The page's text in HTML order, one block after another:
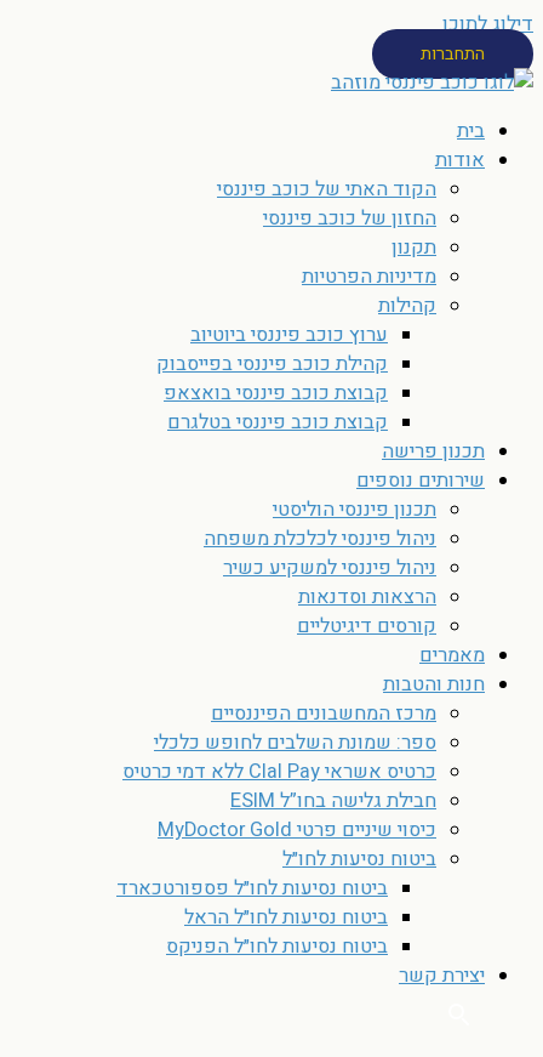
דילוג לתוכן
התחברות
בית
אודות
הקוד האתי של כוכב פיננסי
החזון של כוכב פיננסי
תקנון
מדיניות הפרטיות
קהילות
ערוץ כוכב פיננסי ביוטיוב
קהילת כוכב פיננסי בפייסבוק
קבוצת כוכב פיננסי בואצאפ
קבוצת כוכב פיננסי בטלגרם
תכנון פרישה
שירותים נוספים
תכנון פיננסי הוליסטי
ניהול פיננסי לכלכלת משפחה
ניהול פיננסי למשקיע כשיר
הרצאות וסדנאות
קורסים דיגיטליים
מאמרים
חנות והטבות
מרכז המחשבונים הפיננסיים
ספר: שמונת השלבים לחופש כלכלי
כרטיס אשראי Clal Pay ללא דמי כרטיס
חבילת גלישה בחו”ל ESIM
כיסוי שיניים פרטי MyDoctor Gold
ביטוח נסיעות לחו״ל
ביטוח נסיעות לחו״ל פספורטכארד
ביטוח נסיעות לחו״ל הראל
ביטוח נסיעות לחו״ל הפניקס
יצירת קשר